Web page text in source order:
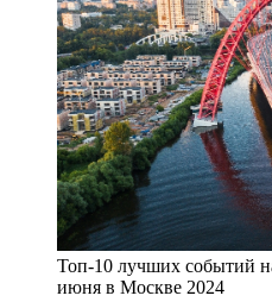
Топ-10 лучших событий
июня в Москве 2024